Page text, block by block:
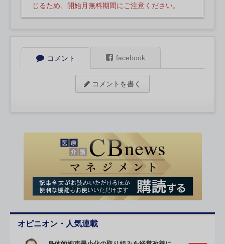
じるため、開始月無料期間にご注意ください。
コメント facebook
コメントを書く
オピニオン・人気連載